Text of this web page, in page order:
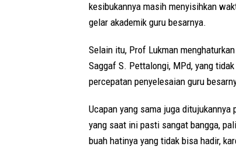
kesibukannya masih menyisihkan
gelar akademik guru besarnya.
Selain itu, Prof Lukman
Saggaf S. Pettalongi, MPd, yang
percepatan penyelesaian guru
Ucapan yang sama juga
yang saat ini pasti sangat bangga,
buah hatinya yang tidak bisa hadir,